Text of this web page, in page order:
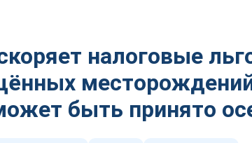
налоговые
быть принято